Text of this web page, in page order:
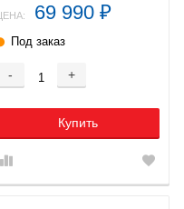
ЦЕНА: 69 990 ₽
Под заказ
- +
Купить